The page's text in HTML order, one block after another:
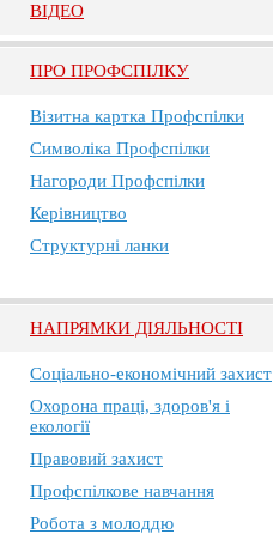
ВIДЕО
ПРО ПРОФСПIЛКУ
Візитна картка Профспілки
Символіка Профспілки
Нагороди Профспілки
Керівництво
Структурні ланки
НАПРЯМКИ ДІЯЛЬНОСТІ
Соціально-економічний захист
Охорона праці, здоров'я і
екології
Правовий захист
Профспілкове навчання
Робота з молоддю